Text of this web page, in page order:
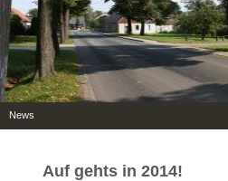
News
Auf gehts in 2014!